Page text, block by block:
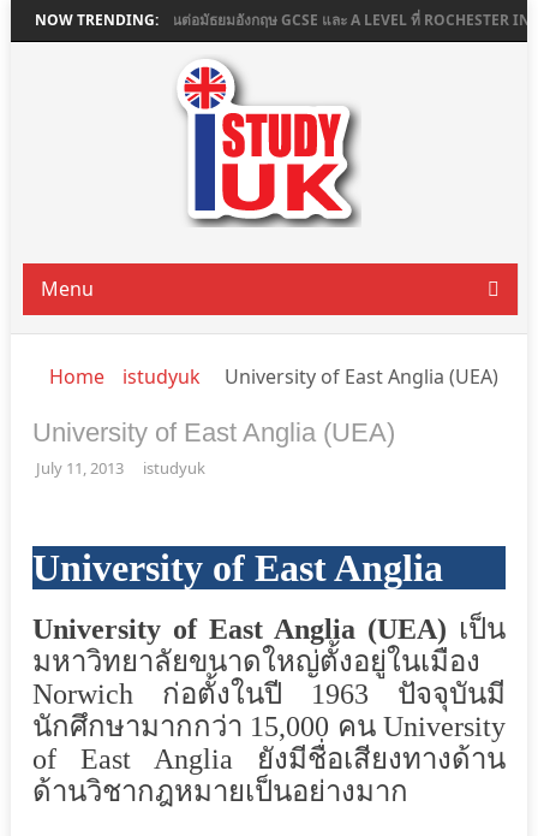
NOW TRENDING:
เรียนต่อมัธยมอังกฤษ GCSE และ A LEVEL ที่ ROCHESTER
Menu
Home istudyuk University of East Anglia (UEA)
University of East Anglia (UEA)
July 11, 2013 istudyuk
University of East Anglia
University of East Anglia (UEA) เป็น
มหาวิทยาลัยขนาดใหญ่ตั้งอยู่ในเมือง
Norwich ก่อตั้งในปี 1963 ปัจจุบันมี
นักศึกษามากกว่า 15,000 คน University
of East Anglia ยังมีชื่อเสียงทางด้าน
ด้านวิชากฎหมายเป็นอย่างมาก